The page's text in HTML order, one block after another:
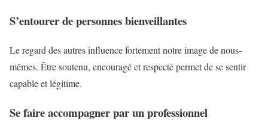
S’entourer de personnes bienveillantes
Le regard des autres influence fortement notre image de nous-
mêmes. Être soutenu, encouragé et respecté permet de se sentir
capable et légitime.
Se faire accompagner par un professionnel